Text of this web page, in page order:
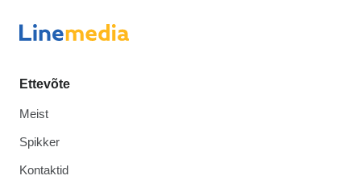
Ettevõte
Meist
Spikker
Kontaktid